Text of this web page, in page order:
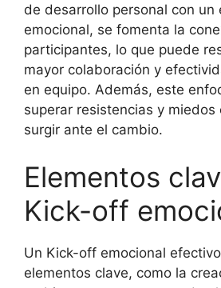
de desarrollo personal con un
emocional, se fomenta la
participantes, lo que puede
mayor colaboración y
en equipo. Además, este
superar resistencias y miedos
surgir ante el cambio.
Elementos
Kick-off
Un Kick-off emocional
elementos clave, como la